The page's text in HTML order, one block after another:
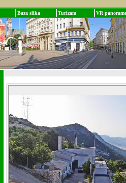
Baza slika Turizam VR panorame